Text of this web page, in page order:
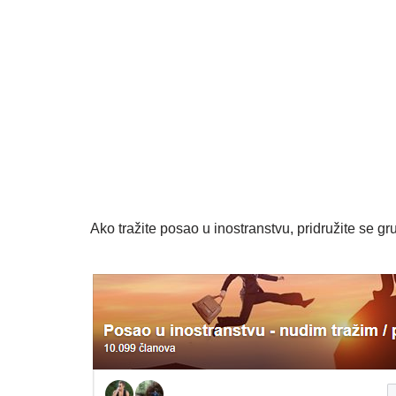
Ako tražite posao u inostranstvu, pridružite se